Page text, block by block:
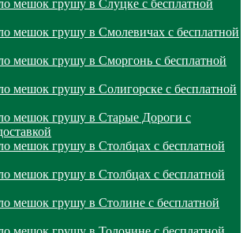
мешок грушу в Слуцке с бесплатной
мешок грушу в Смолевичах с бесплатной
мешок грушу в Сморгонь с бесплатной
мешок грушу в Солигорске с бесплатной
мешок грушу в Старые Дороги с
мешок грушу в Столбцах с бесплатной
мешок грушу в Столбцах с бесплатной
мешок грушу в Столине с бесплатной